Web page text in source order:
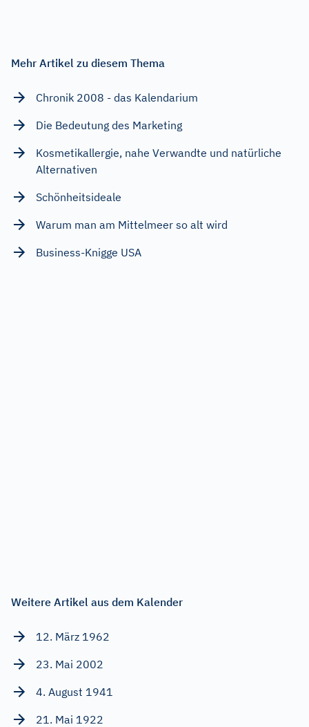
Mehr Artikel zu diesem Thema
Chronik 2008 - das Kalendarium
Die Bedeutung des Marketing
Kosmetikallergie, nahe Verwandte und natürliche
Alternativen
Schönheitsideale
Warum man am Mittelmeer so alt wird
Business-Knigge USA
Weitere Artikel aus dem Kalender
12. März 1962
23. Mai 2002
4. August 1941
21. Mai 1922